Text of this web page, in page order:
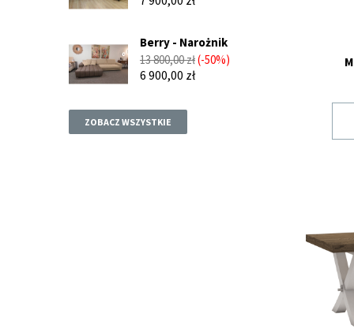
Berry - Narożnik
Cena
podstawowa
13 800,00 zł -50%
6 900,00 zł
ZOBACZ WSZYSTKIE
ale